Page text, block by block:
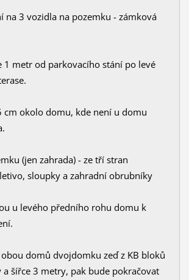
na 3 vozidla na pozemku - zámková
1 metr od parkovacího stání po levé
cm okolo domu, kde není u domu
(jen zahrada) - ze tří stran
sloupky a zahradní obrubníky
u levého předního rohu domu k
domů dvojdomku zeď z KB bloků
a šířce 3 metry, pak bude pokračovat